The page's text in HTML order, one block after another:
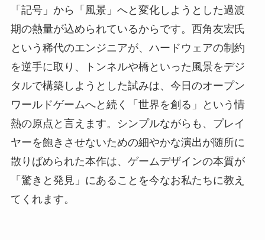
「記号」から「風景」へと変化しようとした過渡
期の熱量が込められているからです。西角友宏氏
という稀代のエンジニアが、ハードウェアの制約
を逆手に取り、トンネルや橋といった風景をデジ
タルで構築しようとした試みは、今日のオープン
ワールドゲームへと続く「世界を創る」という情
熱の原点と言えます。シンプルながらも、プレイ
ヤーを飽きさせないための細やかな演出が随所に
散りばめられた本作は、ゲームデザインの本質が
「驚きと発見」にあることを今なお私たちに教え
てくれます。